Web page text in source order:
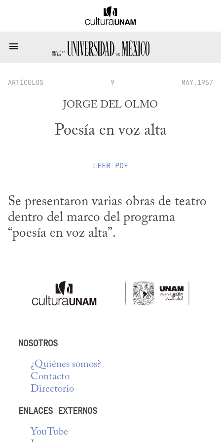
ARTÍCULOS 9 MAY.1957
JORGE DEL OLMO
Poesía en voz alta
LEER PDF
Se presentaron varias obras de teatro
dentro del marco del programa
“poesía en voz alta”.
NOSOTROS
¿Quiénes somos?
Contacto
Directorio
ENLACES EXTERNOS
YouTube